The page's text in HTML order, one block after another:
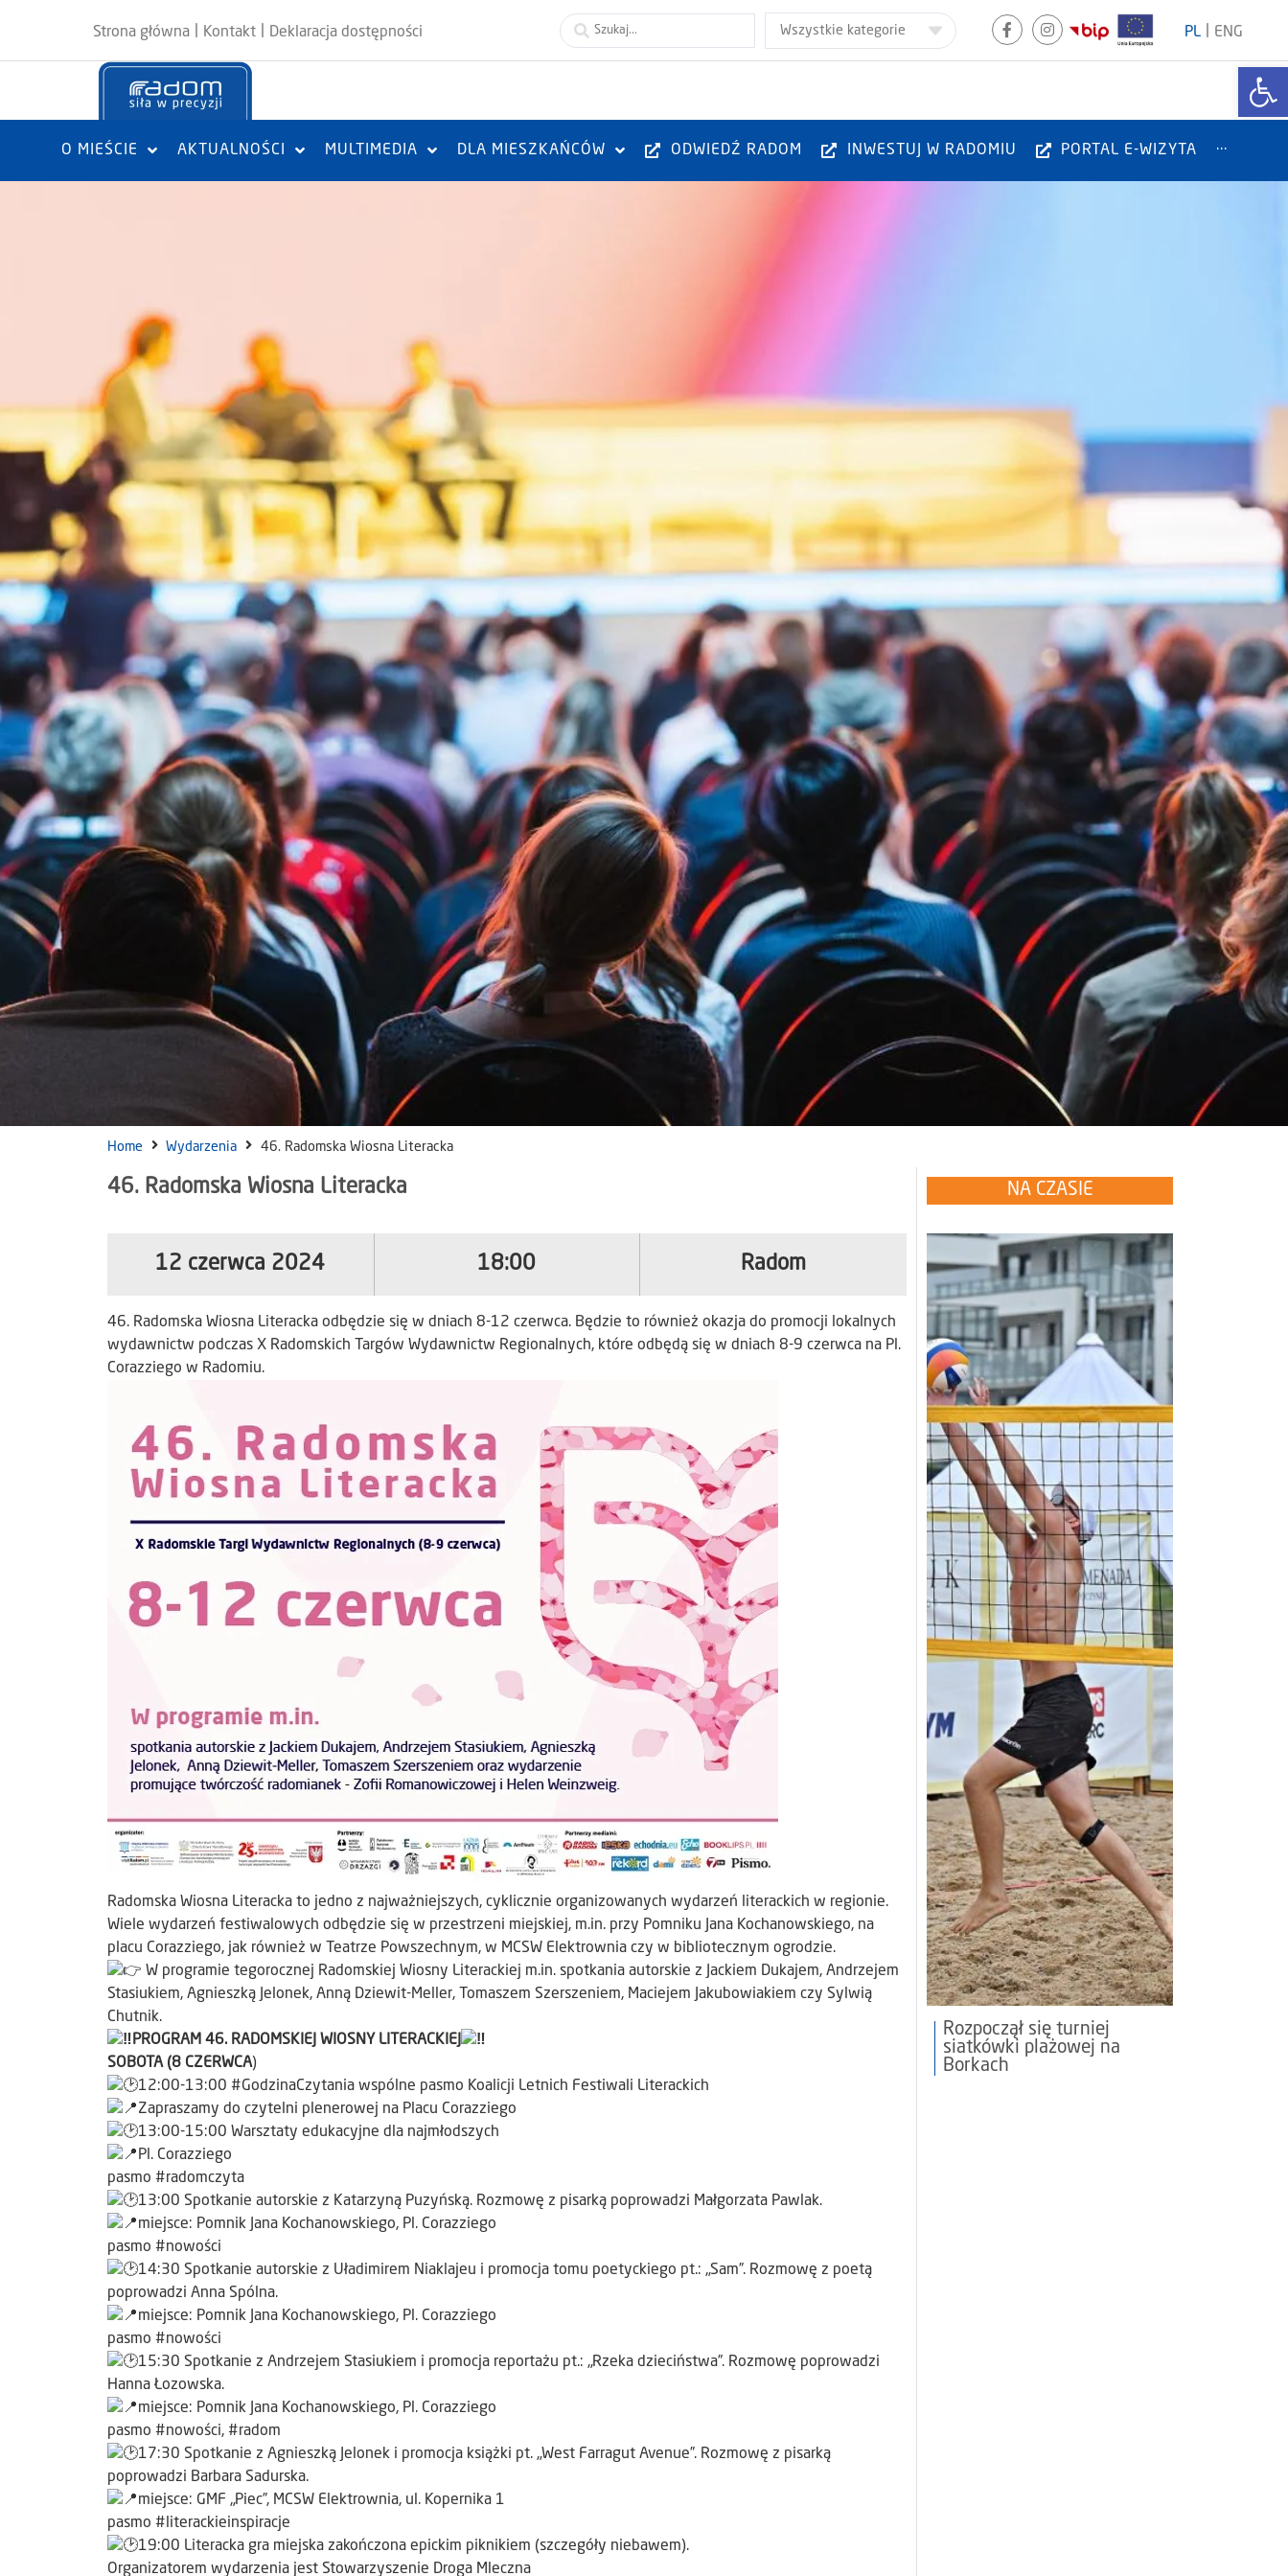
Strona główna Kontakt Deklaracja dostępności Wszystkie kategorie PL ENG
O MIEŚCIE AKTUALNOŚCI MULTIMEDIA DLA MIESZKAŃCÓW ODWIEDŹ RADOM INWESTUJ W RADOMIU PORTAL E-WIZYTA ···
Home Wydarzenia 46. Radomska Wiosna Literacka
46. Radomska Wiosna Literacka
12 czerwca 2024 18:00 Radom
46. Radomska Wiosna Literacka odbędzie się w dniach 8-12 czerwca. Będzie to również okazja do promocji lokalnych
wydawnictw podczas X Radomskich Targów Wydawnictw Regionalnych, które odbędą się w dniach 8-9 czerwca na Pl.
Corazziego w Radomiu.
Radomska Wiosna Literacka to jedno z najważniejszych, cyklicznie organizowanych wydarzeń literackich w regionie.
Wiele wydarzeń festiwalowych odbędzie się w przestrzeni miejskiej, m.in. przy Pomniku Jana Kochanowskiego, na
placu Corazziego, jak również w Teatrze Powszechnym, w MCSW Elektrownia czy w bibliotecznym ogrodzie.
W programie tegorocznej Radomskiej Wiosny Literackiej m.in. spotkania autorskie z Jackiem Dukajem, Andrzejem
Stasiukiem, Agnieszką Jelonek, Anną Dziewit-Meller, Tomaszem Szerszeniem, Maciejem Jakubowiakiem czy Sylwią
Chutnik.
PROGRAM 46. RADOMSKIEJ WIOSNY LITERACKIEJ
SOBOTA (8 CZERWCA)
12:00-13:00 #GodzinaCzytania wspólne pasmo Koalicji Letnich Festiwali Literackich
Zapraszamy do czytelni plenerowej na Placu Corazziego
13:00-15:00 Warsztaty edukacyjne dla najmłodszych
Pl. Corazziego
pasmo #radomczyta
13:00 Spotkanie autorskie z Katarzyną Puzyńską. Rozmowę z pisarką poprowadzi Małgorzata Pawlak.
miejsce: Pomnik Jana Kochanowskiego, Pl. Corazziego
pasmo #nowości
14:30 Spotkanie autorskie z Uładimirem Niaklajeu i promocja tomu poetyckiego pt.: „Sam”. Rozmowę z poetą
poprowadzi Anna Spólna.
miejsce: Pomnik Jana Kochanowskiego, Pl. Corazziego
pasmo #nowości
15:30 Spotkanie z Andrzejem Stasiukiem i promocja reportażu pt.: „Rzeka dzieciństwa”. Rozmowę poprowadzi
Hanna Łozowska.
miejsce: Pomnik Jana Kochanowskiego, Pl. Corazziego
pasmo #nowości, #radom
17:30 Spotkanie z Agnieszką Jelonek i promocja książki pt. „West Farragut Avenue”. Rozmowę z pisarką
poprowadzi Barbara Sadurska.
miejsce: GMF „Piec”, MCSW Elektrownia, ul. Kopernika 1
pasmo #literackieinspiracje
19:00 Literacka gra miejska zakończona epickim piknikiem (szczegóły niebawem).
Organizatorem wydarzenia jest Stowarzyszenie Droga Mleczna
NA CZASIE
Rozpoczął się turniej
siatkówki plażowej na
Borkach